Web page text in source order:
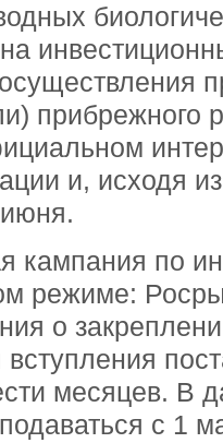
прибрежного
и, исходя
кампания по
режиме:
о
вступления
месяцев. В
с 1